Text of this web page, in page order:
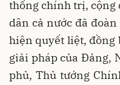
thống chính trị, cộng
dân cả nước đã
hiện quyết liệt, đồng
giải pháp của Đảng,
phủ, Thủ tướng